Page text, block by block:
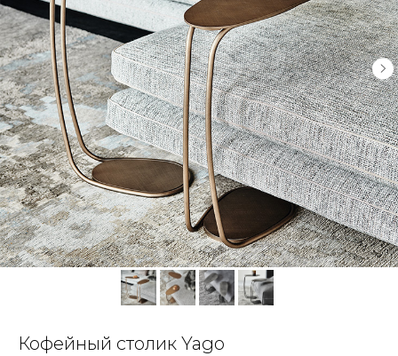
Кофейный столик Yago